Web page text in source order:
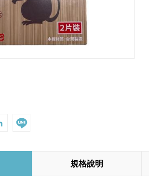
規格說明